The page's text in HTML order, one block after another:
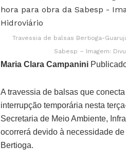
Travessia de balsas Bertioga-
Sabesp – Imagem:
Maria Clara Campanini
A travessia de balsas que
interrupção temporária nesta
Secretaria de Meio Ambiente,
ocorrerá devido à necessidade
Bertioga.